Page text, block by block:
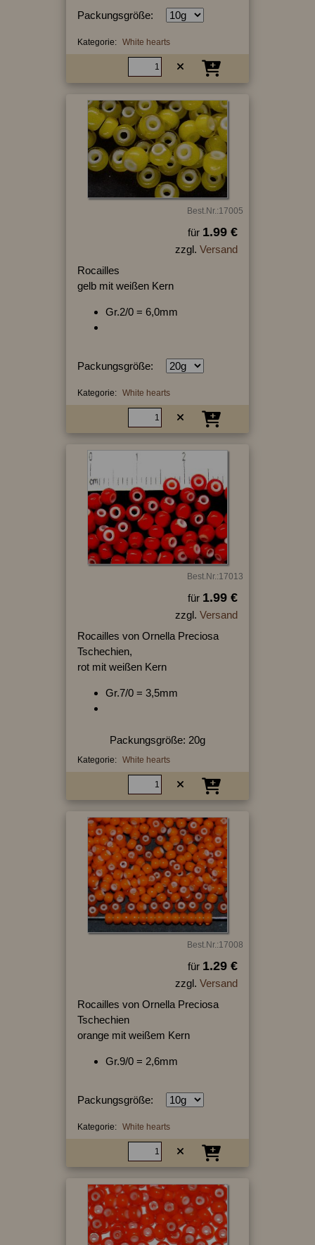
Packungsgröße:
Kategorie: White hearts
Best.Nr.:17005
für 1.99 €
zzgl. Versand
Rocailles
gelb mit weißen Kern
Gr.2/0 = 6,0mm
Packungsgröße:
Kategorie: White hearts
Best.Nr.:17013
für 1.99 €
zzgl. Versand
Rocailles von Ornella Preciosa
Tschechien,
rot mit weißen Kern
Gr.7/0 = 3,5mm
Packungsgröße: 20g
Kategorie: White hearts
Best.Nr.:17008
für 1.29 €
zzgl. Versand
Rocailles von Ornella Preciosa
Tschechien
orange mit weißem Kern
Gr.9/0 = 2,6mm
Packungsgröße:
Kategorie: White hearts